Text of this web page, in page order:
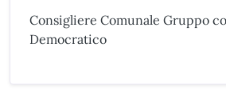
Consigliere Comunale Gruppo
Democratico